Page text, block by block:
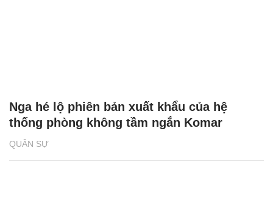
QUÂN SỰ
Nga hé lộ phiên bản xuất khẩu của hệ
thống phòng không tầm ngắn Komar